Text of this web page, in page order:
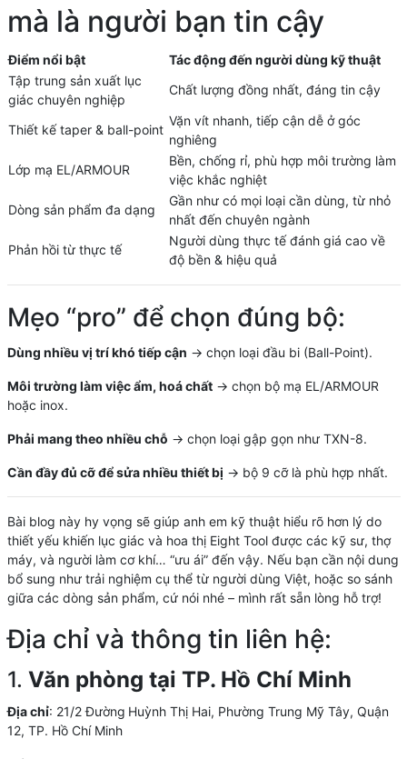
mà là người bạn tin cậy
Điểm nổi bật
Tác động đến người dùng kỹ thuật
Tập trung sản xuất lục
giác chuyên nghiệp
Chất lượng đồng nhất, đáng tin cậy
Thiết kế taper & ball-point
Vặn vít nhanh, tiếp cận dễ ở góc
nghiêng
Lớp mạ EL/ARMOUR
Bền, chống rỉ, phù hợp môi trường làm
việc khắc nghiệt
Dòng sản phẩm đa dạng
Gần như có mọi loại cần dùng, từ nhỏ
nhất đến chuyên ngành
Phản hồi từ thực tế
Người dùng thực tế đánh giá cao về
độ bền & hiệu quả
Mẹo “pro” để chọn đúng bộ:
Dùng nhiều vị trí khó tiếp cận → chọn loại đầu bi (Ball-Point).
Môi trường làm việc ẩm, hoá chất→ chọn bộ mạ EL/ARMOUR
hoặc inox.
Phải mang theo nhiều chỗ → chọn loại gập gọn như TXN-8.
Cần đầy đủ cỡ để sửa nhiều thiết bị → bộ 9 cỡ là phù hợp nhất.
Bài blog này hy vọng sẽ giúp anh em kỹ thuật hiểu rõ hơn lý do
thiết yếu khiến lục giác và hoa thị Eight Tool được các kỹ sư, thợ
máy, và người làm cơ khí… “ưu ái” đến vậy. Nếu bạn cần nội dung
bổ sung như trải nghiệm cụ thể từ người dùng Việt, hoặc so sánh
giữa các dòng sản phẩm, cứ nói nhé – mình rất sẵn lòng hỗ trợ!
Địa chỉ và thông tin liên hệ:
1. Văn phòng tại TP. Hồ Chí Minh
Địa chỉ: 21/2 Đường Huỳnh Thị Hai, Phường Trung Mỹ Tây, Quận
12, TP. Hồ Chí Minh